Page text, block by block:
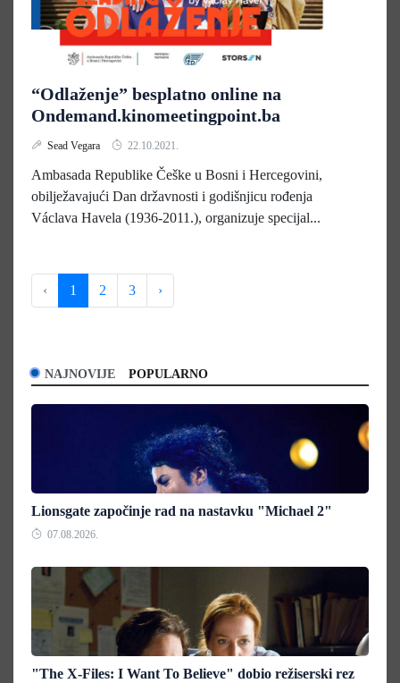
“Odlaženje” besplatno online na
Ondemand.kinomeetingpoint.ba
Sead Vegara 22.10.2021.
Ambasada Republike Češke u Bosni i Hercegovini,
obilježavajući Dan državnosti i godišnjicu rođenja
Václava Havela (1936-2011.), organizuje specijal...
‹ 1 2 3 ›
NAJNOVIJE POPULARNO
Lionsgate započinje rad na nastavku "Michael 2"
07.08.2026.
"The X-Files: I Want To Believe" dobio režiserski rez